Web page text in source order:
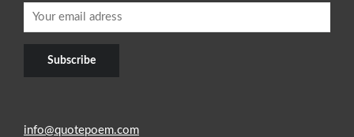
info@quotepoem.com